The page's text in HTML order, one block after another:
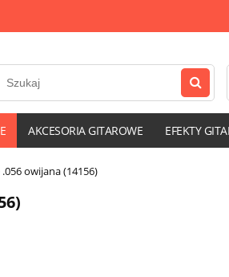
AKCESORIA GITAROWE EFEKTY
owijana (14156)